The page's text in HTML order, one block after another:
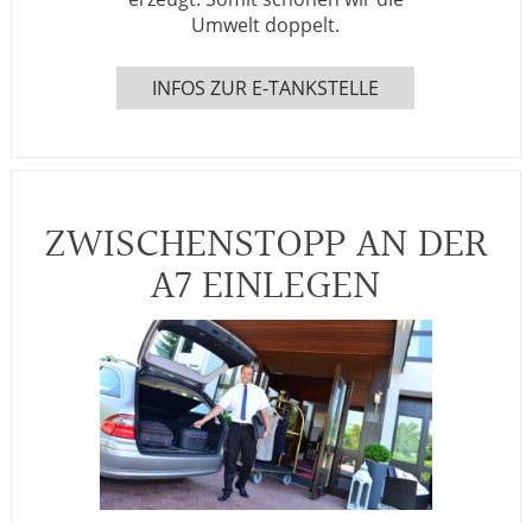
Umwelt doppelt.
INFOS ZUR E-TANKSTELLE
ZWISCHENSTOPP AN DER
A7 EINLEGEN